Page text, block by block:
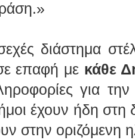
διάστημα
επαφή με κάθε
για
έχουν ήδη
στην οριζόμενη